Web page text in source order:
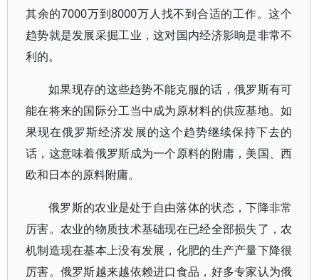
其余的7000万到8000万人找不到合适的工作。这个
趋势就是发展采掘工业，这对国内经济影响是非常不
利的。
如果现存的这些趋势不能克服的话，俄罗斯有可
能在将来的国际分工当中成为原材料的供应基地。如
果现在俄罗斯经济发展的这个趋势继续保持下去的
话，这意味着俄罗斯成为一个原料的附庸，美国、西
欧和日本的原料附庸。
俄罗斯的农业是处于自由落体的状态，下降非常
厉害。农业的物质技术基础现在已经全部损失了，农
机制造现在基本上没有发展，化肥的生产产量下降很
厉害。俄罗斯越来越依赖进口食品，好多专家认为俄